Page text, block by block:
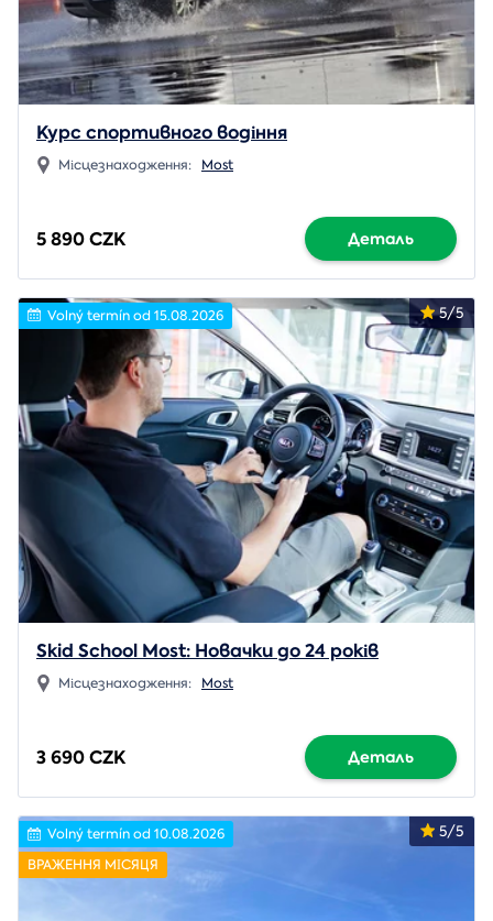
Курс спортивного водіння
Місцезнаходження: Most
5 890 CZK Деталь
5/5
Volný termín od 15.08.2026
Skid School Most: Новачки до 24 років
Місцезнаходження: Most
3 690 CZK Деталь
5/5
Volný termín od 10.08.2026
ВРАЖЕННЯ МІСЯЦЯ